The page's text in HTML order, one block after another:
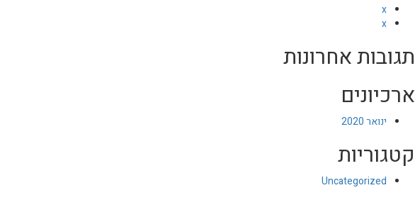
x
x
תגובות אחרונות
ארכיונים
ינואר 2020
קטגוריות
Uncategorized